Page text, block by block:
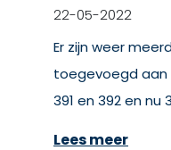
22-05-2022
Er zijn weer
toegevoegd aan
391 en 392 en
Lees meer